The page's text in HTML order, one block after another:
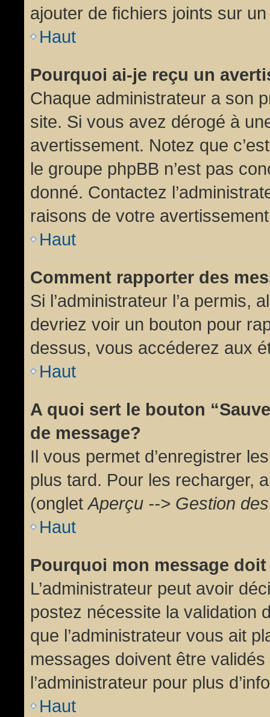
ajouter de fichiers joints sur
Haut
Pourquoi ai-je reçu un
Chaque administrateur a son
site. Si vous avez dérogé à
avertissement. Notez que
le groupe phpBB n’est pas
donné. Contactez
raisons de votre
Haut
Comment rapporter des
Si l’administrateur l’a permis,
devriez voir un bouton pour
dessus, vous accéderez aux
Haut
A quoi sert le bouton
de message?
Il vous permet d’enregistrer
plus tard. Pour les recharger,
(ongletAperçu --> Gestion
Haut
Pourquoi mon message
L’administrateur peut avoir
postez nécessite la validation
que l’administrateur vous ait
messages doivent être
l’administrateur pour plus
Haut